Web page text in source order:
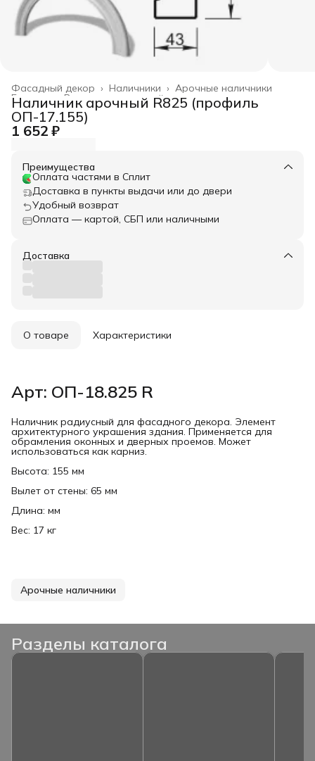
Арочные наличники
Наличники ›
Фасадный декор ›
Весь архитектурный декор ›
Главная ›
Наличник арочный R825 (профиль
ОП-17.155)
1 652 ₽
Преимущества
Оплата частями в Сплит
Доставка в пункты выдачи или до двери
Удобный возврат
Оплата — картой, СБП или наличными
Доставка
О товаре Характеристики
Арт: ОП-18.825 R
Наличник радиусный для фасадного декора. Элемент
архитектурного украшения здания. Применяется для
обрамления оконных и дверных проемов. Может
использоваться как карниз.
Высота: 155 мм
Вылет от стены: 65 мм
Длина: мм
Вес: 17 кг
Арочные наличники
Разделы каталога